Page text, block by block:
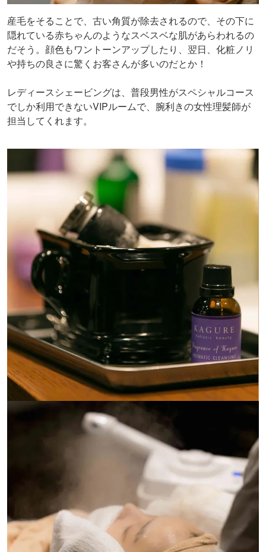
産毛をそることで、古い角質が除去されるので、その下に
隠れている赤ちゃんのようなスベスベな肌があらわれるの
だそう。顔色もワントーンアップしたり、翌日、化粧ノリ
や持ちの良さに驚くお客さんが多いのだとか！
レディースシェービングは、普段男性がスペシャルコース
でしか利用できないVIPルームで、腕利きの女性理髪師が
担当してくれます。